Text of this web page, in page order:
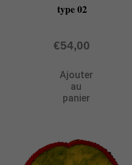
type 02
€54,00
Ajouter
au
panier